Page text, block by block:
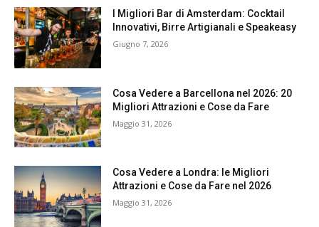
I Migliori Bar di Amsterdam: Cocktail
Innovativi, Birre Artigianali e Speakeasy
Giugno 7, 2026
Cosa Vedere a Barcellona nel 2026: 20
Migliori Attrazioni e Cose da Fare
Maggio 31, 2026
Cosa Vedere a Londra: le Migliori
Attrazioni e Cose da Fare nel 2026
Maggio 31, 2026